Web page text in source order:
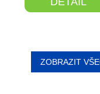
ZOBRAZIT